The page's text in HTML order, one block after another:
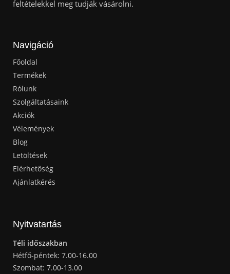
feltételekkel meg tudják vásárolni.
Navigáció
Főoldal
Termékek
Rólunk
Szolgáltatásaink
Akciók
Vélemények
Blog
Letöltések
Elérhetőség
Ajánlatkérés
Nyitvatartás
Téli időszakban
Hétfő-péntek: 7.00-16.00
Szombat: 7.00-13.00